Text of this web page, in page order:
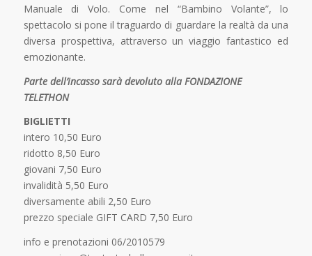
Manuale di Volo. Come nel “Bambino Volante”, lo
spettacolo si pone il traguardo di guardare la realtà da una
diversa prospettiva, attraverso un viaggio fantastico ed
emozionante.
Parte dell’incasso sarà devoluto alla FONDAZIONE
TELETHON
BIGLIETTI
intero 10,50 Euro
ridotto 8,50 Euro
giovani 7,50 Euro
invalidità 5,50 Euro
diversamente abili 2,50 Euro
prezzo speciale GIFT CARD 7,50 Euro
info e prenotazioni 06/2010579